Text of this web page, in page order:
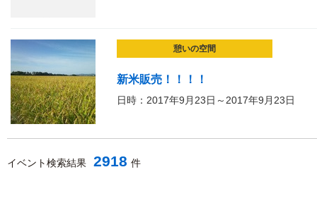
憩いの空間
新米販売！！！！
日時：2017年9月23日～2017年9月23日
イベント検索結果 2918 件